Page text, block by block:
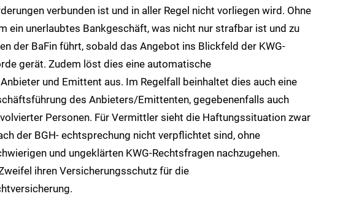
verbunden ist und in aller Regel nicht vorliegen wird. Ohne
ein unerlaubtes Bankgeschäft, was nicht nur strafbar ist und zu
der BaFin führt, sobald das Angebot ins Blickfeld der KWG-
gerät. Zudem löst dies eine automatische
und Emittent aus. Im Regelfall beinhaltet dies auch eine
des Anbieters/Emittenten, gegebenenfalls auch
Personen. Für Vermittler sieht die Haftungssituation zwar
der BGH- echtsprechung nicht verpflichtet sind, ohne
und ungeklärten KWG-Rechtsfragen nachzugehen.
ihren Versicherungsschutz für die